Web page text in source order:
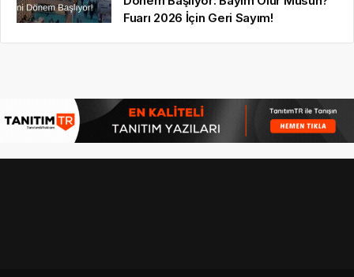
Fuarı 2026 İçin Geri Sayım!